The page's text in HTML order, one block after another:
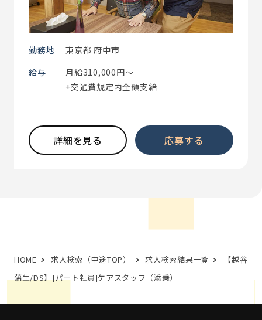
勤務地
東京都 府中市
給与
月給310,000円～
+交通費規定内全額支給
詳細を見る 応募する
HOME 求人検索（中途TOP） 求人検索結果一覧
【越谷
蒲生/DS】[パート社員]ケアスタッフ（添乗）